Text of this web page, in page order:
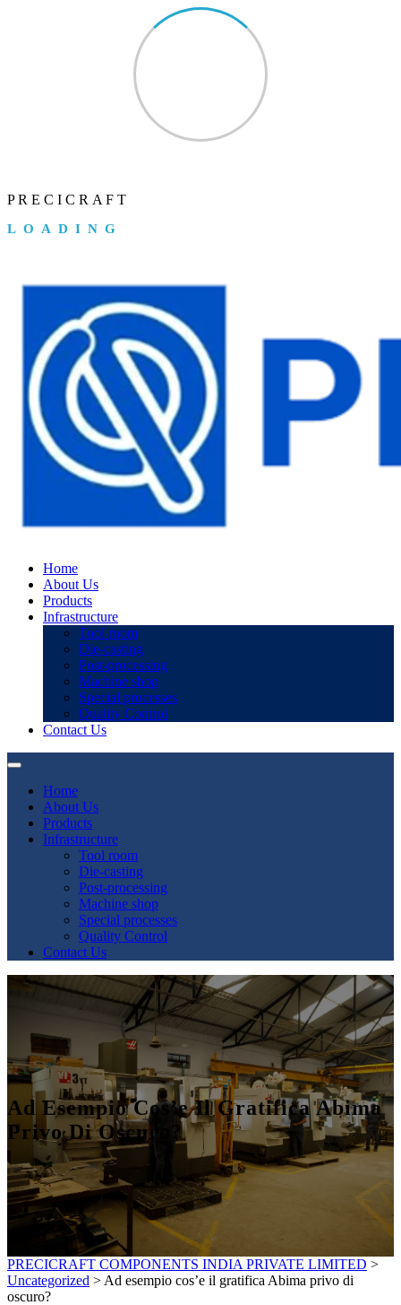
PR E C I C R A F T
LOADING
Home
About Us
Products
Infrastructure
Tool room
Die-casting
Post-processing
Machine shop
Special processes
Quality Control
Contact Us
Home
About Us
Products
Infrastructure
Tool room
Die-casting
Post-processing
Machine shop
Special processes
Quality Control
Contact Us
Ad Esempio Cos’e Il Gratifica Abima
Privo Di Oscuro?
PRECICRAFT COMPONENTS INDIA PRIVATE LIMITED >
Uncategorized > Ad esempio cos’e il gratifica Abima privo di
oscuro?